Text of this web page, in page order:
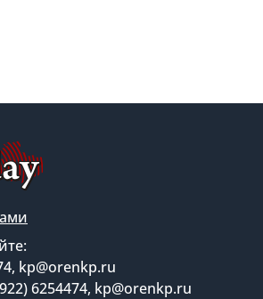
kp@orenkp.ru
6254474, kp@orenkp.ru